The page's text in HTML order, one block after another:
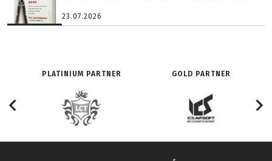
23.07.2026
PLATINIUM PARTNER GOLD PARTNER